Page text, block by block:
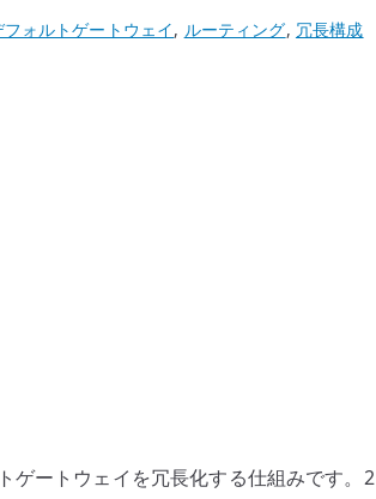
フォルトゲートウェイ, ルーティング, 冗長構成
ゲートウェイを冗長化する仕組みです。2